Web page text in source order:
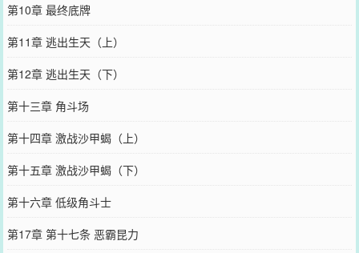
第10章 最终底牌
第11章 逃出生天（上）
第12章 逃出生天（下）
第十三章 角斗场
第十四章 激战沙甲蝎（上）
第十五章 激战沙甲蝎（下）
第十六章 低级角斗士
第17章 第十七条 恶霸昆力